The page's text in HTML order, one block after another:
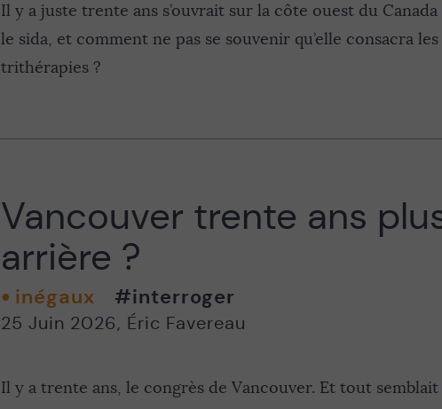
Il y a juste trente ans s’ouvrait sur la côte ouest du
le sida, et comment ne pas se souvenir qu’elle consacra
trithérapies ?
Vancouver trente ans
arrière ?
inégaux #interroger
25 Juin 2026, Éric Favereau
Il y a trente ans, le congrès de Vancouver. Et tout